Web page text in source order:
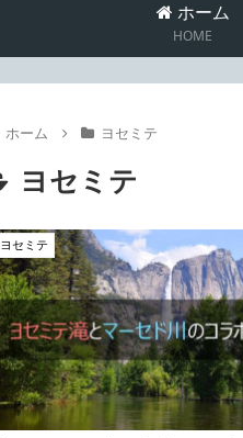
ホーム
HOME
ホーム ヨセミテ
ヨセミテ
ヨセミテ